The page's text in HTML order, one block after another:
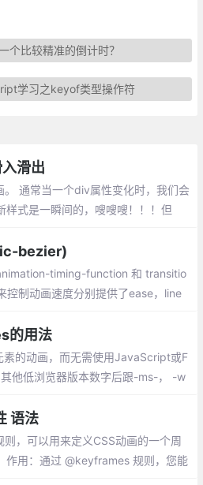
个比较精准的倒计时？
学习之keyof类型操作符
滑出
通常当一个div属性变化时，我们会
样式是一瞬间的，嗖嗖嗖！！！但
bezier)
timing-function 和 transitio
制动画速度分别提供了ease，line
的用法
素的动画，而无需使用JavaScript或F
他低浏览器版本数字后跟-ms-， -w
语法
，可以用来定义CSS动画的一个周
作用：通过 @keyframes 规则，您能